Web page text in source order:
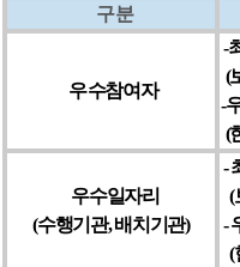
구분
우수참여자
-
(
-
(
우수일자리
(수행기관,배치기관)
-
(
-
(